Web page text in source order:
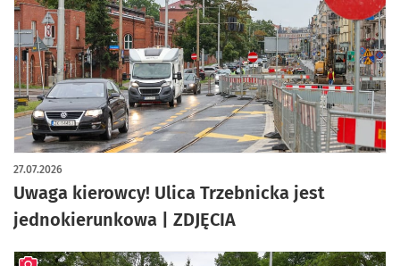
Uwaga kierowcy! Ulica Trzebnicka jest
jednokierunkowa | ZDJĘCIA
27.07.2026
artykuł z galerią zdjęć